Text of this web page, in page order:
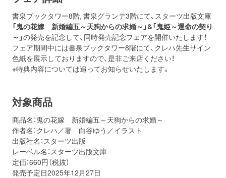
書泉ブックタワー8階, 書泉グランデ3階にて、スターツ出版文庫
「鬼の花嫁 新婚編五～天狗からの求婚～」&「鬼姫～運命の契り
～」の発売を記念して、同時発売記念フェアを開催いたします！
フェア期間中には書泉ブックタワー8階にて、クレハ先生サイン
色紙を展示しておりますので、是非ご来店ください！
※特典内容については追ってお知らせいたします。
対象商品
商品名：鬼の花嫁 新婚編五～天狗からの求婚～
作者名：クレハ／著 白谷ゆう／イラスト
出版社名：スターツ出版
レーベル名：スターツ出版文庫
定価：660円（税抜）
発売予定日2025年12月27日